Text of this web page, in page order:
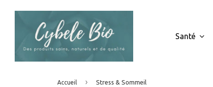
Santé
Accueil › Stress & Sommeil